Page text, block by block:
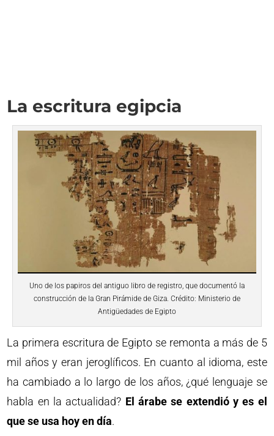
La escritura egipcia
Uno de los papiros del antiguo libro de registro, que documentó la
construcción de la Gran Pirámide de Giza. Crédito: Ministerio de
Antigüedades de Egipto
La primera escritura de Egipto se remonta a más de 5
mil años y eran jeroglíficos. En cuanto al idioma, este
ha cambiado a lo largo de los años, ¿qué lenguaje se
habla en la actualidad? El árabe se extendió y es el
que se usa hoy en día.